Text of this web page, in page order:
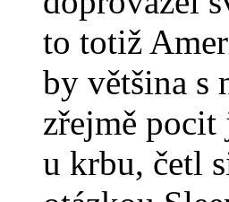
to totiž
by většina s
zřejmě pocit
u krbu, četl